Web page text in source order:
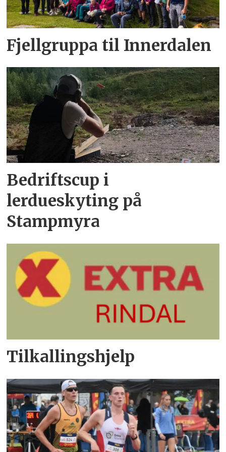
Fjellgruppa til Innerdalen
Bedriftscup i
lerdueskyting på
Stampmyra
Tilkallingshjelp